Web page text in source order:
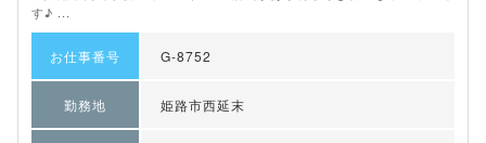
す♪ ...
お仕事番号 G-8752
勤務地 姫路市西延末